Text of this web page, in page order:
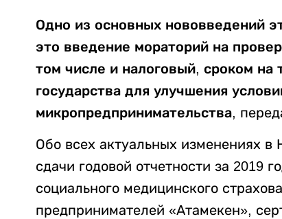
Одно из основных нововведений
это введение мораторий на
том числе и налоговый, сроком на
государства для улучшения
микропредпринимательства,
Обо всех актуальных изменениях в
сдачи годовой отчетности за 2019
социального медицинского
предпринимателей «Атамекен»,